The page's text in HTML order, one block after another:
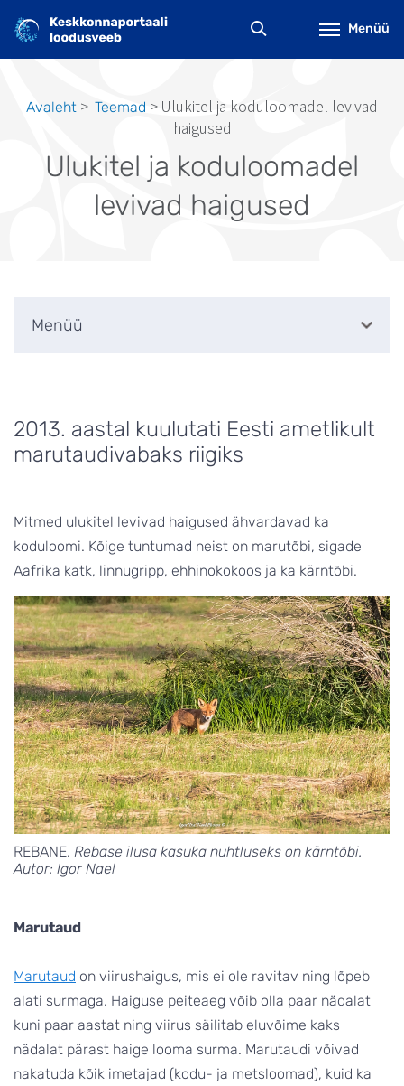
edasi
põhisisu
juurde
Menüü
Avaleht Teemad
Ulukitel ja koduloomadel levivad
haigused
Ulukitel ja koduloomadel
levivad haigused
Menüü
2013. aastal kuulutati Eesti ametlikult
marutaudivabaks riigiks
Mitmed ulukitel levivad haigused ähvardavad ka
koduloomi. Kõige tuntumad neist on marutõbi, sigade
Aafrika katk, linnugripp, ehhinokokoos ja ka kärntõbi.
REBANE. Rebase ilusa kasuka nuhtluseks on kärntõbi.
Autor: Igor Nael
Marutaud
Marutaud on viirushaigus, mis ei ole ravitav ning lõpeb
alati surmaga. Haiguse peiteaeg võib olla paar nädalat
kuni paar aastat ning viirus säilitab eluvõime kaks
nädalat pärast haige looma surma. Marutaudi võivad
nakatuda kõik imetajad (kodu- ja metsloomad), kuid ka